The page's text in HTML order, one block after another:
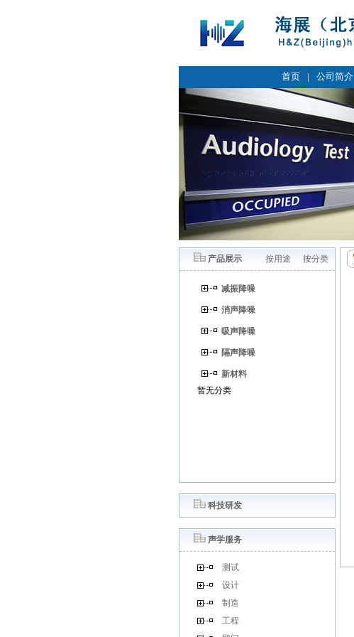
首页 | 公司简介
产品展示 按用途 按分类
减振降噪
消声降噪
吸声降噪
隔声降噪
新材料
暂无分类
科技研发
声学服务
测试
设计
制造
工程